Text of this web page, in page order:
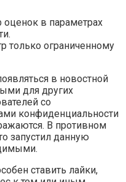
оценок в параметрах
только ограниченному
в новостной
для других
со
конфиденциальности
В противном
запустил данную
ставить лайки,